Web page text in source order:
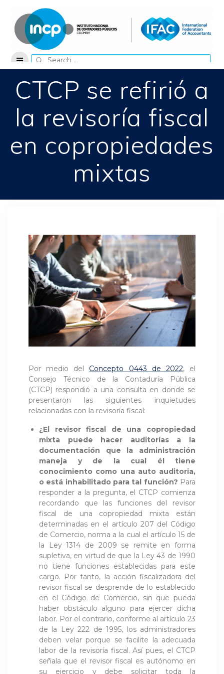
content
Search
for:
CTCP se refirió a
la revisoría fiscal
en copropiedades
mixtas
Por medio del Concepto 0443 de 2022, el
Consejo Técnico de la Contaduría Pública
(CTCP) respondió a una consulta en donde se
presentaron las siguientes inquietudes
relacionadas con la revisoría fiscal:
¿El revisor fiscal de una copropiedad
mixta puede hacer auditorías a la
documentación que la administración
maneja y de la cual él tiene
conocimiento como una auto auditoria,
o está inhabilitado para tal función? Para
responder a la pregunta, el CTCP comienza
recordando que las funciones del revisor
fiscal de una copropiedad mixta están
determinadas en el artículo 207 del Código
de Comercio, norma a la cual el artículo 15 de
la Ley 1314 de 2009 se remite en forma
supletiva, en virtud de que la Ley 43 de 1990
no tiene funciones establecidas para este
cargo. Por tanto, la acción fiscalizadora del
revisor fiscal se desprende de lo establecido
en el Código de Comercio, sin que pueda
haber obstáculo alguno para ejercer dicha
labor. Por el contrario, conforme al artículo 23
de la Ley 222 de 1995, los administradores
deben velar porque se facilite la adecuada
labor de la revisoría fiscal. Así pues, el CTCP
señala que el revisor fiscal es autónomo en
su ejercicio y debe solicitar toda la